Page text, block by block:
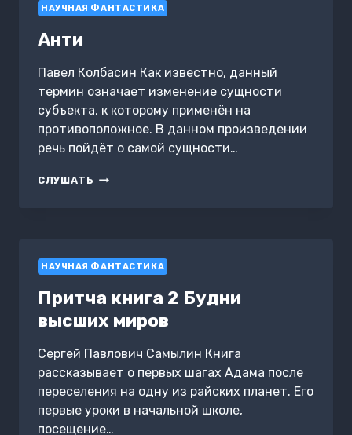
НАУЧНАЯ ФАНТАСТИКА
Анти
Павел Колбасин Как известно, данный
термин означает изменение сущности
субъекта, к которому применён на
противоположное. В данном произведении
речь пойдёт о самой сущности…
СЛУШАТЬ АНТИ
НАУЧНАЯ ФАНТАСТИКА
Притча книга 2 Будни
высших миров
Сергей Павлович Самылин Книга
рассказывает о первых шагах Адама после
переселения на одну из райских планет. Его
первые уроки в начальной школе,
посещение…